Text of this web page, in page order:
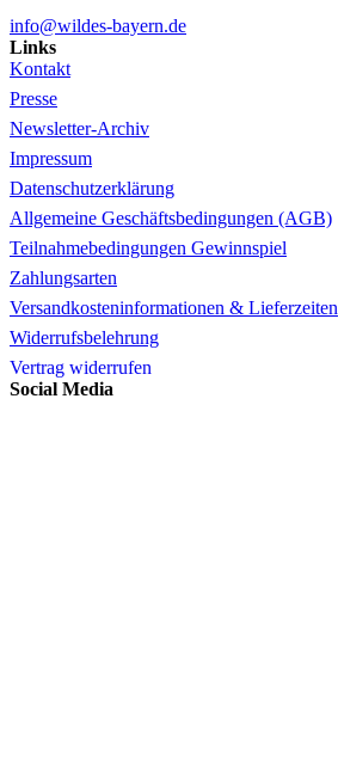
info@wildes-bayern.de
Links
Kontakt
Presse
Newsletter-Archiv
Impressum
Datenschutzerklärung
Allgemeine Geschäftsbedingungen (AGB)
Teilnahmebedingungen Gewinnspiel
Zahlungsarten
Versandkosteninformationen & Lieferzeiten
Widerrufsbelehrung
Vertrag widerrufen
Social Media